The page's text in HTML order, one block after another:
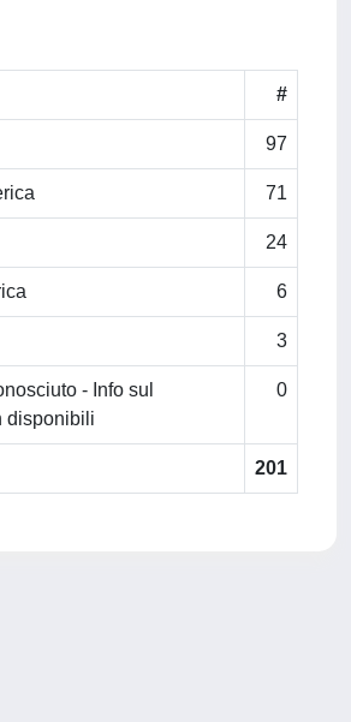
#
97
71
24
6
3
- Info sul
disponibili
0
201